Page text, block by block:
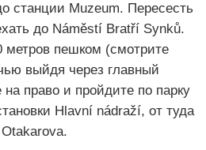
станции Muzeum. Пересесть
до Náměstí Bratří Synků.
метров пешком (смотрите
выйдя через главный
право и пройдите по парку
Hlavní nádraží, от туда